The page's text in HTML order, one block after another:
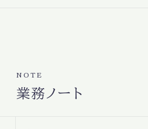
NOTE
業務ノート